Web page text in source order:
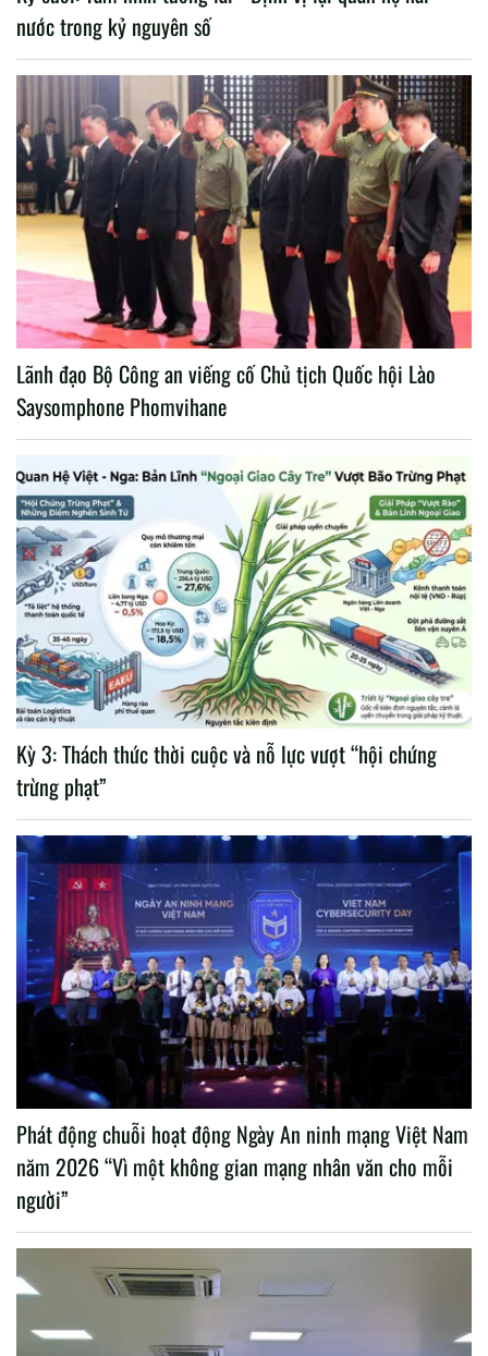
nước trong kỷ nguyên số
Lãnh đạo Bộ Công an viếng cố Chủ tịch Quốc hội Lào
Saysomphone Phomvihane
Kỳ 3: Thách thức thời cuộc và nỗ lực vượt “hội chứng
trừng phạt”
Phát động chuỗi hoạt động Ngày An ninh mạng Việt Nam
năm 2026 “Vì một không gian mạng nhân văn cho mỗi
người”